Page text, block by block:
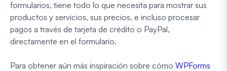
formularios, tiene todo lo que necesita para mostrar sus
productos y servicios, sus precios, e incluso procesar
pagos a través de tarjeta de crédito o PayPal,
directamente en el formulario.
Para obtener aún más inspiración sobre cómo WPForms